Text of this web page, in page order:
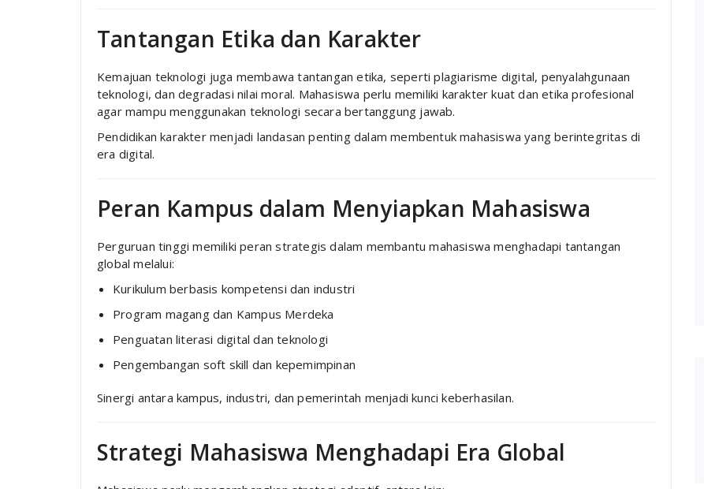
Tantangan Etika dan Karakter
Kemajuan teknologi juga membawa tantangan etika, seperti plagiarisme digital, penyalahgunaan
teknologi, dan degradasi nilai moral. Mahasiswa perlu memiliki karakter kuat dan etika profesional
agar mampu menggunakan teknologi secara bertanggung jawab.
Pendidikan karakter menjadi landasan penting dalam membentuk mahasiswa yang berintegritas di
era digital.
Peran Kampus dalam Menyiapkan Mahasiswa
Perguruan tinggi memiliki peran strategis dalam membantu mahasiswa menghadapi tantangan
global melalui:
Kurikulum berbasis kompetensi dan industri
Program magang dan Kampus Merdeka
Penguatan literasi digital dan teknologi
Pengembangan soft skill dan kepemimpinan
Sinergi antara kampus, industri, dan pemerintah menjadi kunci keberhasilan.
Strategi Mahasiswa Menghadapi Era Global